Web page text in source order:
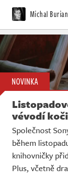
Michal Burian
NOVINKA
vévodí
Společnost
během
knihovničky
Plus, včetně